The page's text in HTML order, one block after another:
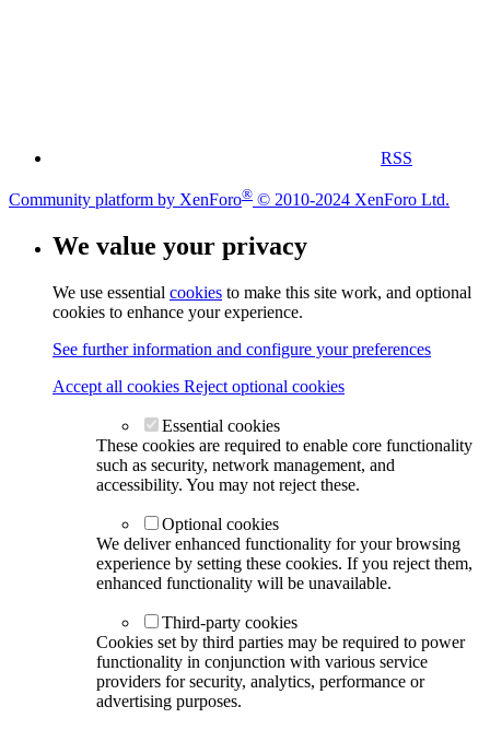
RSS
Community platform by XenForo® © 2010-2024 XenForo Ltd.
We value your privacy
We use essential cookies to make this site work, and optional
cookies to enhance your experience.
See further information and configure your preferences
Accept all cookies Reject optional cookies
Essential cookies
These cookies are required to enable core functionality
such as security, network management, and
accessibility. You may not reject these.
Optional cookies
We deliver enhanced functionality for your browsing
experience by setting these cookies. If you reject them,
enhanced functionality will be unavailable.
Third-party cookies
Cookies set by third parties may be required to power
functionality in conjunction with various service
providers for security, analytics, performance or
advertising purposes.